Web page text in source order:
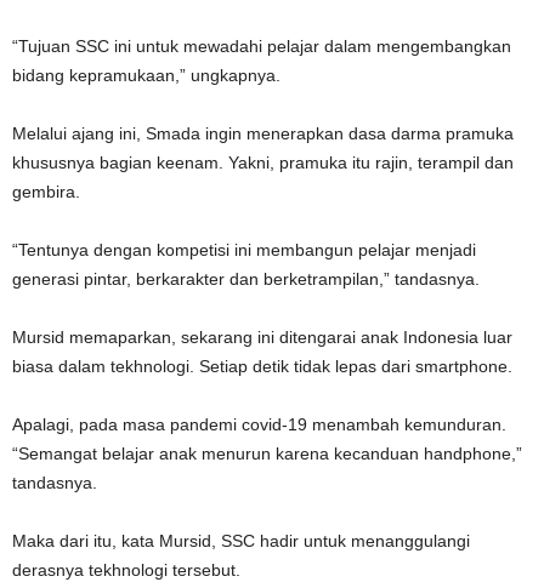
“Tujuan SSC ini untuk mewadahi pelajar dalam mengembangkan
bidang kepramukaan,” ungkapnya.
Melalui ajang ini, Smada ingin menerapkan dasa darma pramuka
khususnya bagian keenam. Yakni, pramuka itu rajin, terampil dan
gembira.
“Tentunya dengan kompetisi ini membangun pelajar menjadi
generasi pintar, berkarakter dan berketrampilan,” tandasnya.
Mursid memaparkan, sekarang ini ditengarai anak Indonesia luar
biasa dalam tekhnologi. Setiap detik tidak lepas dari smartphone.
Apalagi, pada masa pandemi covid-19 menambah kemunduran.
“Semangat belajar anak menurun karena kecanduan handphone,”
tandasnya.
Maka dari itu, kata Mursid, SSC hadir untuk menanggulangi
derasnya tekhnologi tersebut.